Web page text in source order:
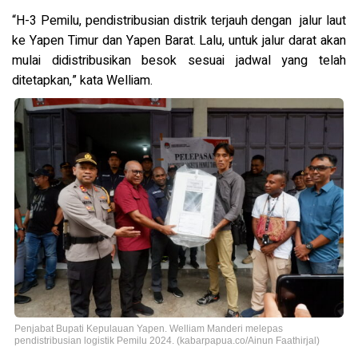
“H-3 Pemilu, pendistribusian distrik terjauh dengan jalur laut
ke Yapen Timur dan Yapen Barat. Lalu, untuk jalur darat akan
mulai didistribusikan besok sesuai jadwal yang telah
ditetapkan,” kata Welliam.
Penjabat Bupati Kepulauan Yapen. Welliam Manderi melepas
pendistribusian logistik Pemilu 2024. (kabarpapua.co/Ainun Faathirjal)